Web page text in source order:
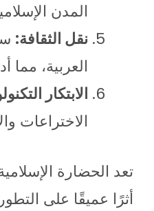
المدن
نقل الثقافة:
العربية، مما
الابتكار
الاختراعات
تعد الحضارة
أثرًا عميقًا على